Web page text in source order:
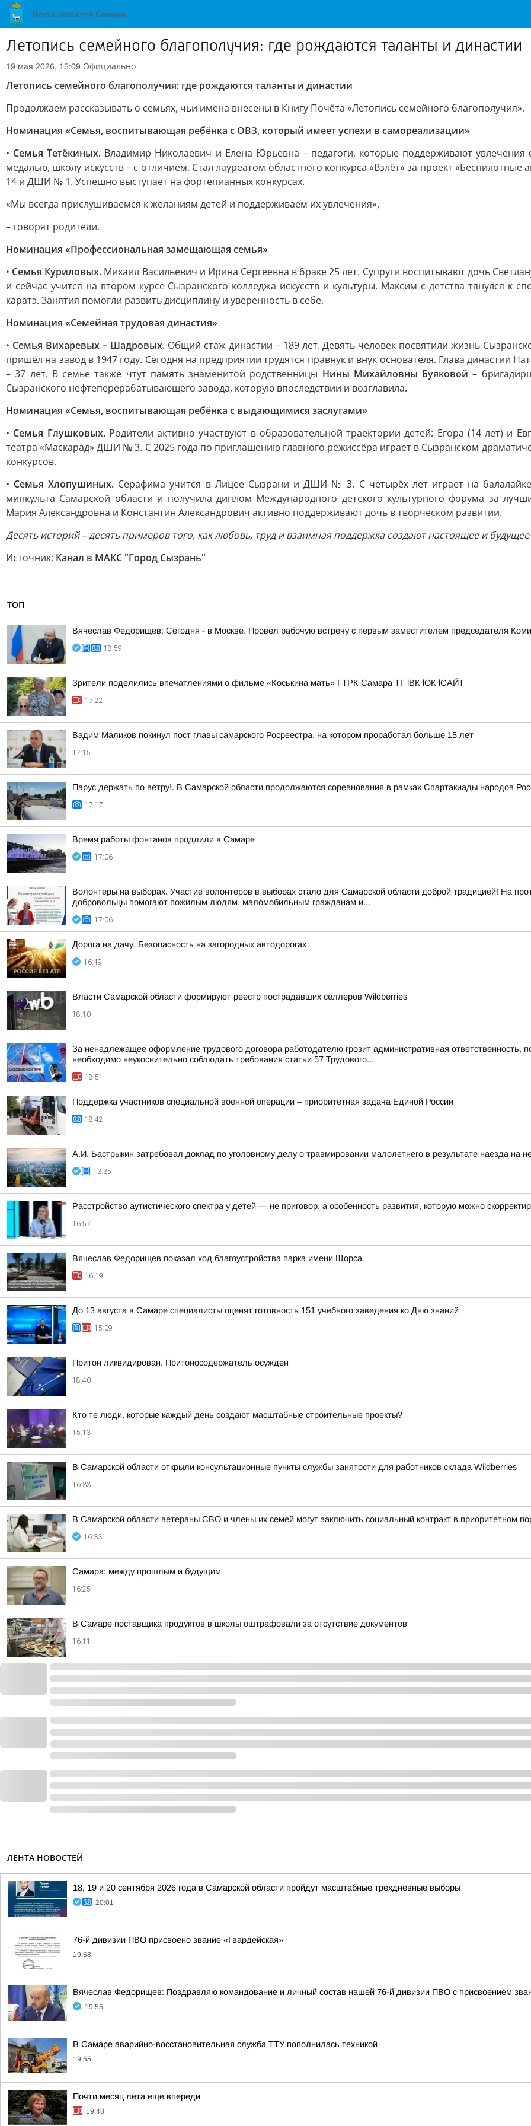
Летопись семейного благополучия: где рождаются таланты и династии
19 мая 2026, 15:09 Официально
Летопись семейного благополучия: где рождаются таланты и династии
Продолжаем рассказывать о семьях, чьи имена внесены в Книгу Почёта «Летопись семейного благополучия».
Номинация «Семья, воспитывающая ребёнка с ОВЗ, который имеет успехи в самореализации»
• Семья Тетёкиных. Владимир Николаевич и Елена Юрьевна – педагоги, которые поддерживают
медалью, школу искусств – с отличием. Стал лауреатом областного конкурса «Взлёт» за проект
14 и ДШИ № 1. Успешно выступает на фортепианных конкурсах.
«Мы всегда прислушиваемся к желаниям детей и поддерживаем их увлечения»,
– говорят родители.
Номинация «Профессиональная замещающая семья»
• Семья Куриловых. Михаил Васильевич и Ирина Сергеевна в браке 25 лет. Супруги воспитывают дочь
и сейчас учится на втором курсе Сызранского колледжа искусств и культуры. Максим с детства тянулся к
каратэ. Занятия помогли развить дисциплину и уверенность в себе.
Номинация «Семейная трудовая династия»
• Семья Вихаревых – Шадровых.Общий стаж династии – 189 лет. Девять человек посвятили жизнь
пришёл на завод в 1947 году. Сегодня на предприятии трудятся правнук и внук основателя. Глава династии
– 37 лет. В семье также чтут память знаменитой родственницы Нины Михайловны Буяковой –
Сызранского нефтеперерабатывающего завода, которую впоследствии и возглавила.
Номинация «Семья, воспитывающая ребёнка с выдающимися заслугами»
• Семья Глушковых.Родители активно участвуют в образовательной траектории детей: Егора (14 лет) и
театра «Маскарад» ДШИ № 3. С 2025 года по приглашению главного режиссёра играет в Сызранском
конкурсов.
• Семья Хлопушиных. Серафима учится в Лицее Сызрани и ДШИ № 3. С четырёх лет играет на
минкульта Самарской области и получила диплом Международного детского культурного форума за
Мария Александровна и Константин Александрович активно поддерживают дочь в творческом развитии.
Десять историй – десять примеров того, как любовь, труд и взаимная поддержка создают настоящее и
Источник: Канал в МАКС "Город Сызрань"
ТОП
Вячеслав Федорищев: Сегодня - в Москве. Провел рабочую встречу с первым заместителем председателя
18:59
Зрители поделились впечатлениями о фильме «Коськина мать» ГТРК Самара ТГ lВК lОК lСАЙТ
17:22
Вадим Маликов покинул пост главы самарского Росреестра, на котором проработал больше 15 лет
17:15
Парус держать по ветру!. В Самарской области продолжаются соревнования в рамках Спартакиады народов
17:17
Время работы фонтанов продлили в Самаре
17:06
Волонтеры на выборах. Участие волонтеров в выборах стало для Самарской области доброй традицией! На
добровольцы помогают пожилым людям, маломобильным гражданам и...
17:06
Дорога на дачу. Безопасность на загородных автодорогах
16:49
Власти Самарской области формируют реестр пострадавших селлеров Wildberries
18:10
За ненадлежащее оформление трудового договора работодателю грозит административная ответственность,
необходимо неукоснительно соблюдать требования статьи 57 Трудового...
18:51
Поддержка участников специальной военной операции – приоритетная задача Единой России
18:42
А.И. Бастрыкин затребовал доклад по уголовному делу о травмировании малолетнего в результате наезда на
13:35
Расстройство аутистического спектра у детей — не приговор, а особенность развития, которую можно
16:57
Вячеслав Федорищев показал ход благоустройства парка имени Щорса
16:19
До 13 августа в Самаре специалисты оценят готовность 151 учебного заведения ко Дню знаний
15:09
Притон ликвидирован. Притоносодержатель осужден
18:40
Кто те люди, которые каждый день создают масштабные строительные проекты?
15:13
В Самарской области открыли консультационные пункты службы занятости для работников склада Wildberries
16:33
В Самарской области ветераны СВО и члены их семей могут заключить социальный контракт в приоритетном
16:33
Самара: между прошлым и будущим
16:25
В Самаре поставщика продуктов в школы оштрафовали за отсутствие документов
16:11
ЛЕНТА НОВОСТЕЙ
18, 19 и 20 сентября 2026 года в Самарской области пройдут масштабные трехдневные выборы
20:01
76-й дивизии ПВО присвоено звание «Гвардейская»
19:58
Вячеслав Федорищев: Поздравляю командование и личный состав нашей 76-й дивизии ПВО с присвоением
19:55
В Самаре аварийно-восстановительная служба ТТУ пополнилась техникой
19:55
Почти месяц лета еще впереди
19:48